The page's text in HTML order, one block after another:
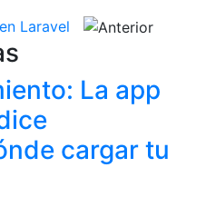
Laravel
La app
cargar tu